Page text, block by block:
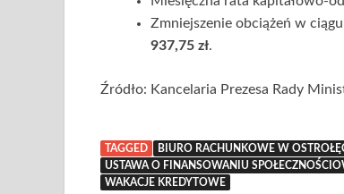
Zmniejszenie obciążeń w
937,75 zł.
Źródło: Kancelaria Prezesa Rady
TAGGED BIURO RACHUNKOWE W
USTAWA O FINANSOWANIU
WAKACJE KREDYTOWE